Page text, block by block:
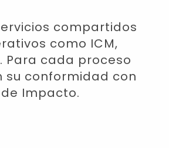
compartidos
como ICM,
Para cada proceso
su conformidad con
Impacto.